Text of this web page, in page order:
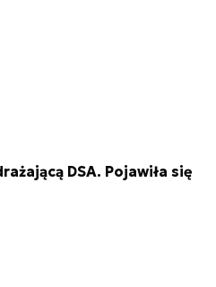
DSA. Pojawiła się